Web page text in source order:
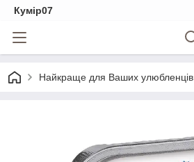
Кумір07
Найкраще для Ваших улюбленців